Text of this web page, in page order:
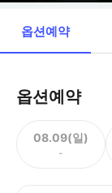
옵션예약
옵션예약
08.09(일)
-